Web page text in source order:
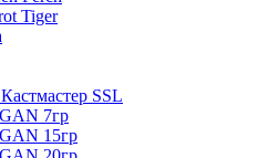
Tiger
SSL
7гр
15гр